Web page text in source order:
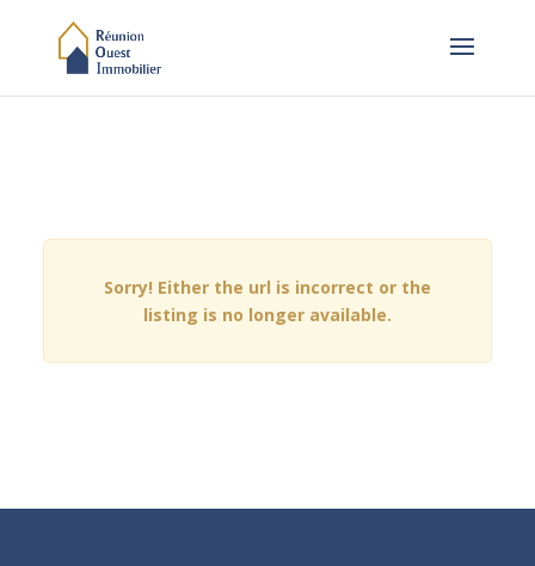
Sorry! Either the url is incorrect or the
listing is no longer available.